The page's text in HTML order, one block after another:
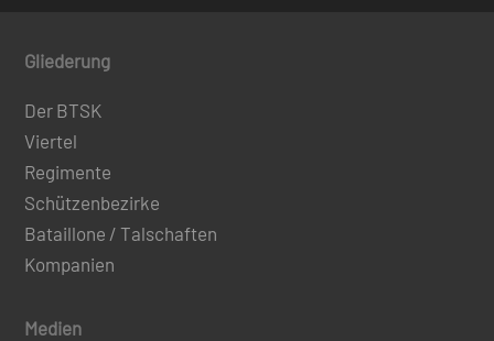
Gliederung
Der BTSK
Viertel
Regimente
Schützenbezirke
Bataillone / Talschaften
Kompanien
Medien